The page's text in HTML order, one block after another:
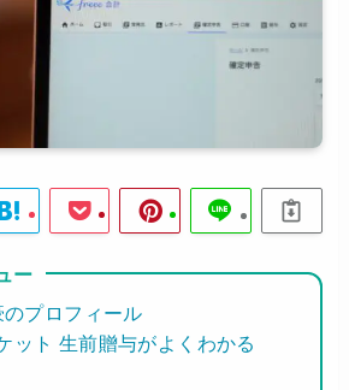
ー
プロフィール
ット 生前贈与がよくわかる